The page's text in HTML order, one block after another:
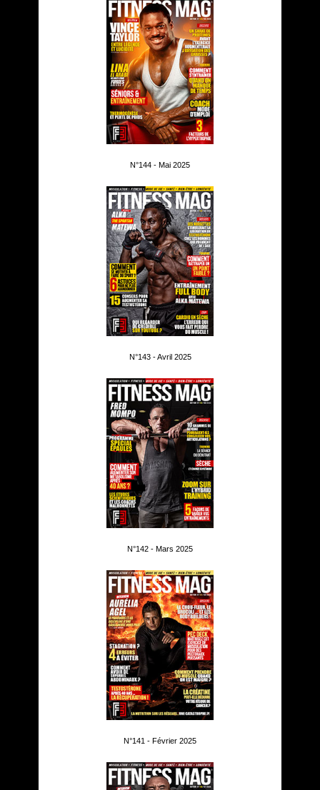
N°144 - Mai 2025
N°143 - Avril 2025
N°142 - Mars 2025
N°141 - Février 2025